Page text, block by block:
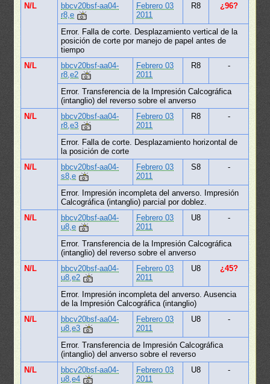
N/L
bbcv20bsf-aa04-
r8,e
Febrero 03
2011
R8 ¿96?
Error. Falla de corte. Desplazamiento vertical de la
posición de corte por manejo de papel antes de
tiempo
N/L
bbcv20bsf-aa04-
r8,e2
Febrero 03
2011
R8 -
Error. Transferencia de la Impresión Calcográfica
(intanglio) del reverso sobre el anverso
N/L
bbcv20bsf-aa04-
r8,e3
Febrero 03
2011
R8 -
Error. Falla de corte. Desplazamiento horizontal de
la posición de corte
N/L
bbcv20bsf-aa04-
s8,e
Febrero 03
2011
S8 -
Error. Impresión incompleta del anverso. Impresión
Calcográfica (intanglio) parcial por doblez.
N/L
bbcv20bsf-aa04-
u8,e
Febrero 03
2011
U8 -
Error. Transferencia de la Impresión Calcográfica
(intanglio) del reverso sobre el anverso
N/L
bbcv20bsf-aa04-
u8,e2
Febrero 03
2011
U8 ¿45?
Error. Impresión incompleta del anverso. Ausencia
de la Impresión Calcográfica (intanglio)
N/L
bbcv20bsf-aa04-
u8,e3
Febrero 03
2011
U8 -
Error. Transferencia de Impresión Calcográfica
(intanglio) del anverso sobre el reverso
N/L
bbcv20bsf-aa04-
u8,e4
Febrero 03
2011
U8 -